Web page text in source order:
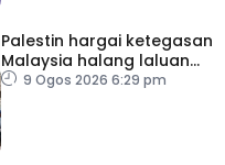
Palestin hargai ketegasan
Malaysia halang laluan
transit ke Israel
9 Ogos 2026 6:29 pm